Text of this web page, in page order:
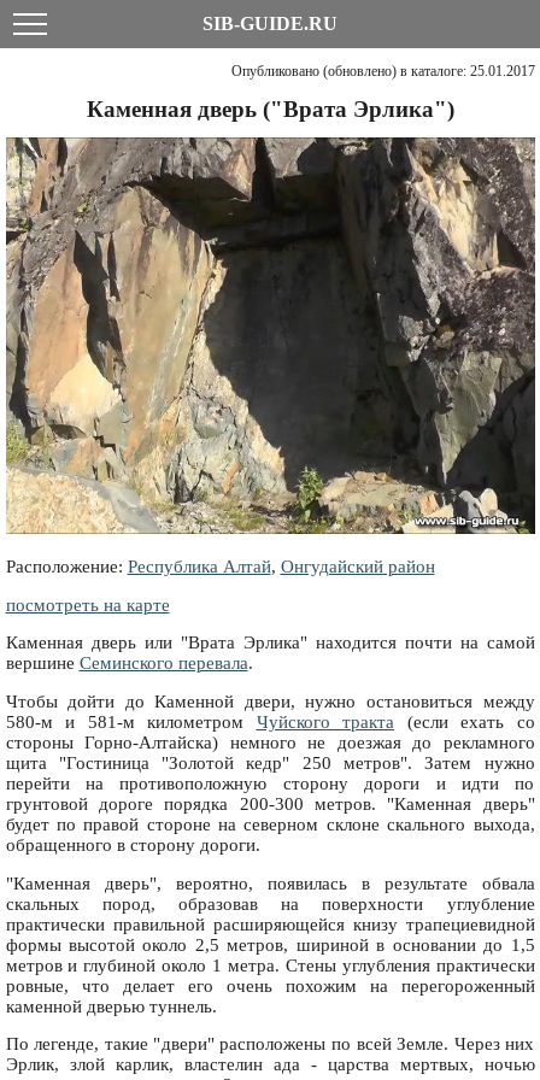
SIB-GUIDE.RU
Опубликовано (обновлено) в каталоге: 25.01.2017
Каменная дверь ("Врата Эрлика")
Расположение: Республика Алтай, Онгудайский район
посмотреть на карте
Каменная дверь или "Врата Эрлика" находится почти на самой
вершине Семинского перевала.
Чтобы дойти до Каменной двери, нужно остановиться между
580-м и 581-м километром Чуйского тракта (если ехать со
стороны Горно-Алтайска) немного не доезжая до рекламного
щита "Гостиница "Золотой кедр" 250 метров". Затем нужно
перейти на противоположную сторону дороги и идти по
грунтовой дороге порядка 200-300 метров. "Каменная дверь"
будет по правой стороне на северном склоне скального выхода,
обращенного в сторону дороги.
"Каменная дверь", вероятно, появилась в результате обвала
скальных пород, образовав на поверхности углубление
практически правильной расширяющейся книзу трапециевидной
формы высотой около 2,5 метров, шириной в основании до 1,5
метров и глубиной около 1 метра. Стены углубления практически
ровные, что делает его очень похожим на перегороженный
каменной дверью туннель.
По легенде, такие "двери" расположены по всей Земле. Через них
Эрлик, злой карлик, властелин ада - царства мертвых, ночью